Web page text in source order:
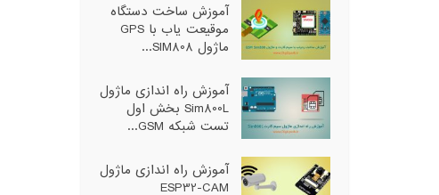
آموزش ساخت دستگاه
موقیعت یاب با GPS
ماژول SIM808...
آموزش راه اندازی ماژول
Sim800L بخش اول
تست شبکه GSM...
آموزش راه اندازی ماژول
ESP32-CAM